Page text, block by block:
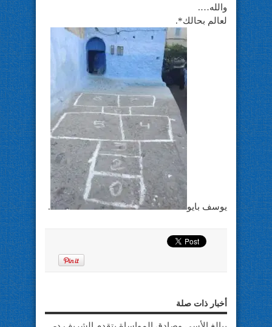
والله….
لعالم بحالك*.
يوسف بايو .
أخبار ذات صلة